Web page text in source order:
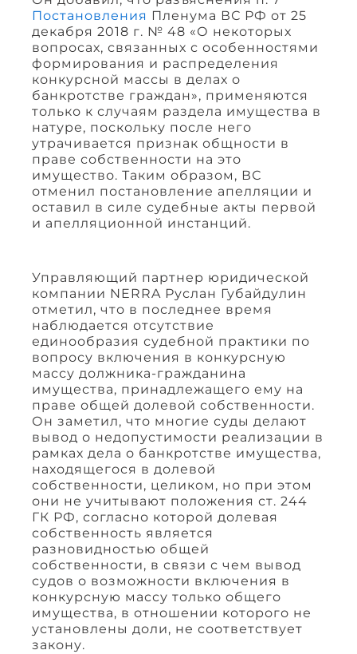
Постановления Пленума ВС РФ от 25
декабря 2018 г. № 48 «О некоторых
вопросах, связанных с особенностями
формирования и распределения
конкурсной массы в делах о
банкротстве граждан», применяются
только к случаям раздела имущества в
натуре, поскольку после него
утрачивается признак общности в
праве собственности на это
имущество. Таким образом, ВС
отменил постановление апелляции и
оставил в силе судебные акты первой
и апелляционной инстанций.
Управляющий партнер юридической
компании NERRA Руслан Губайдулин
отметил, что в последнее время
наблюдается отсутствие
единообразия судебной практики по
вопросу включения в конкурсную
массу должника-гражданина
имущества, принадлежащего ему на
праве общей долевой собственности.
Он заметил, что многие суды делают
вывод о недопустимости реализации в
рамках дела о банкротстве имущества,
находящегося в долевой
собственности, целиком, но при этом
они не учитывают положения ст. 244
ГК РФ, согласно которой долевая
собственность является
разновидностью общей
собственности, в связи с чем вывод
судов о возможности включения в
конкурсную массу только общего
имущества, в отношении которого не
установлены доли, не соответствует
закону.